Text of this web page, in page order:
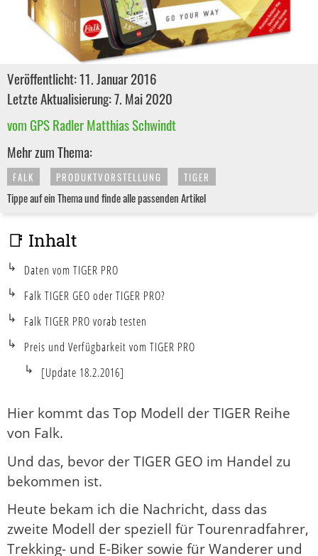
Veröffentlicht: 11. Januar 2016
Letzte Aktualisierung: 7. Mai 2020
vom GPS Radler Matthias Schwindt
Mehr zum Thema:
FALK PRODUKTVORSTELLUNG TIGER
Tippe auf ein Thema und finde alle passenden Artikel
Hier kommt das Top Modell der TIGER Reihe
von Falk.
Und das, bevor der TIGER GEO im Handel zu
bekommen ist.
Heute bekam ich die Nachricht, dass das
zweite Modell der speziell für Tourenradfahrer,
Trekking- und E-Biker sowie für Wanderer und
📑 Inhalt
Daten vom TIGER PRO
Falk TIGER GEO oder TIGER PRO?
Falk TIGER PRO vorab testen
Preis und Verfügbarkeit vom TIGER PRO
[Update 18.2.2016]